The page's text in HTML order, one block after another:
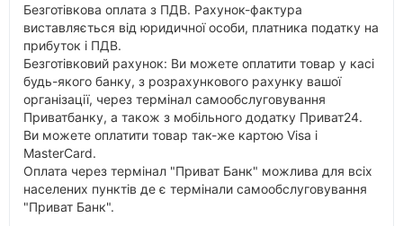
Безготівкова оплата з ПДВ. Рахунок-фактура
виставляється від юридичної особи, платника податку на
прибуток і ПДВ.
Безготівковий рахунок: Ви можете оплатити товар у касі
будь-якого банку, з розрахункового рахунку вашої
організації, через термінал самообслуговування
Приватбанку, а також з мобільного додатку Приват24.
Ви можете оплатити товар так-же картою Visa і
MasterCard.
Оплата через термінал "Приват Банк" можлива для всіх
населених пунктів де є термінали самообслуговування
"Приват Банк".